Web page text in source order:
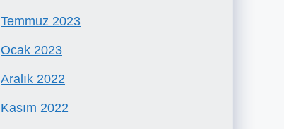
Temmuz 2023
Ocak 2023
Aralık 2022
Kasım 2022